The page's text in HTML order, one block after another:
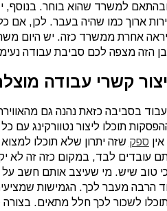
למשרד שהוא בוחר. בנוסף,
ארוך כמו שהיה בעבר. לכן,
אחרת ממשרד כזה. יש היום
הזה מצפה לכם סביבת עבודה
קשרי עבודה
בסביבה כזאת נהנה גם
תוכלו ליצור נטוורקינג
ספק שזה יתרון שלא תוכלו
עובדים לבד, במקום כזה זה לא
טוב שיש. מי שעיצב אותם חשב על
הרבה מעבר לכך. הגמישות
לשכור לכך חלל מתאים.